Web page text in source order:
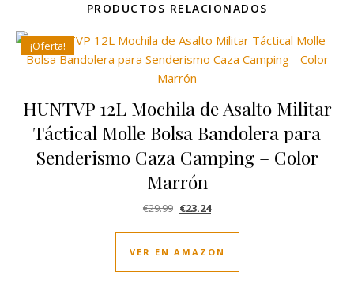
PRODUCTOS RELACIONADOS
¡Oferta!
HUNTVP 12L Mochila de Asalto Militar
Táctical Molle Bolsa Bandolera para
Senderismo Caza Camping – Color
Marrón
€29.99 El precio original era: €29.99.
€23.24El precio actual es: €23.24.
VER EN AMAZON